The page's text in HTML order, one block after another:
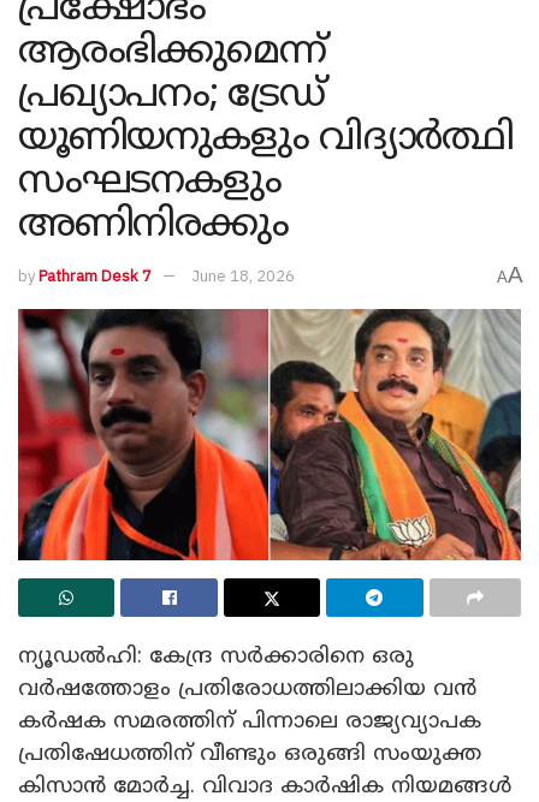
പ്രക്ഷോഭം
ആരംഭിക്കുമെന്ന്
പ്രഖ്യാപനം; ട്രേഡ്
യൂണിയനുകളും വിദ്യാർത്ഥി
സംഘടനകളും
അണിനിരക്കും
byPathram Desk 7 June 18, 2026 AA
ന്യൂഡൽഹി: കേന്ദ്ര സർക്കാരിനെ ഒരു
വർഷത്തോളം പ്രതിരോധത്തിലാക്കിയ വൻ
കർഷക സമരത്തിന് പിന്നാലെ രാജ്യവ്യാപക
പ്രതിഷേധത്തിന് വീണ്ടും ഒരുങ്ങി സംയുക്ത
കിസാൻ മോർച്ച. വിവാദ കാർഷിക നിയമങ്ങൾ